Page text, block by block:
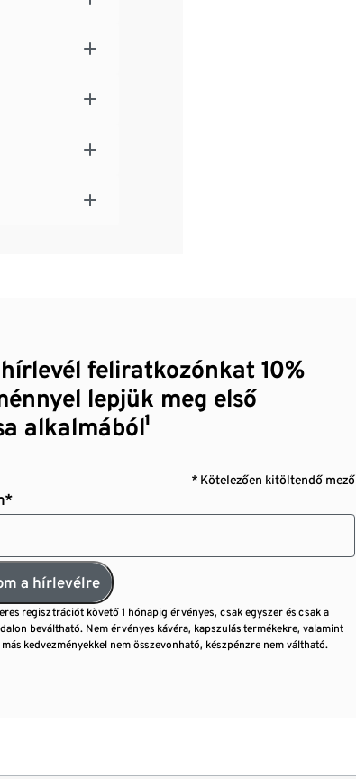
feliratkozónkat 10%
lepjük meg első
alkalmából¹
* Kötelezően kitöltendő mező
a hírlevélre
regisztrációt követő 1 hónapig érvényes, csak egyszer és csak a
beváltható. Nem érvényes kávéra, kapszulás termékekre, valamint
kedvezményekkel nem összevonható, készpénzre nem váltható.